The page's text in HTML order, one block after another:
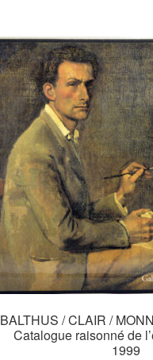
BALTHUS / CLAIR /
Catalogue raisonné de
1999